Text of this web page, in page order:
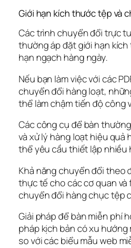
Giới hạn kích thước tệp và
Các trình chuyển đổi trực
thường áp đặt giới hạn
hạn ngạch hàng ngày.
Nếu bạn làm việc với các
chuyển đổi hàng loạt,
thể làm chậm tiến độ công
Các công cụ để bàn
và xử lý hàng loạt hiệu quả
thể yêu cầu thiết lập nhiều
Khả năng chuyển đổi theo
thực tế cho các cơ quan và
chuyển đổi hàng chục tệp
Giải pháp để bàn miễn phí
pháp kịch bản có xu
so với các biểu mẫu web